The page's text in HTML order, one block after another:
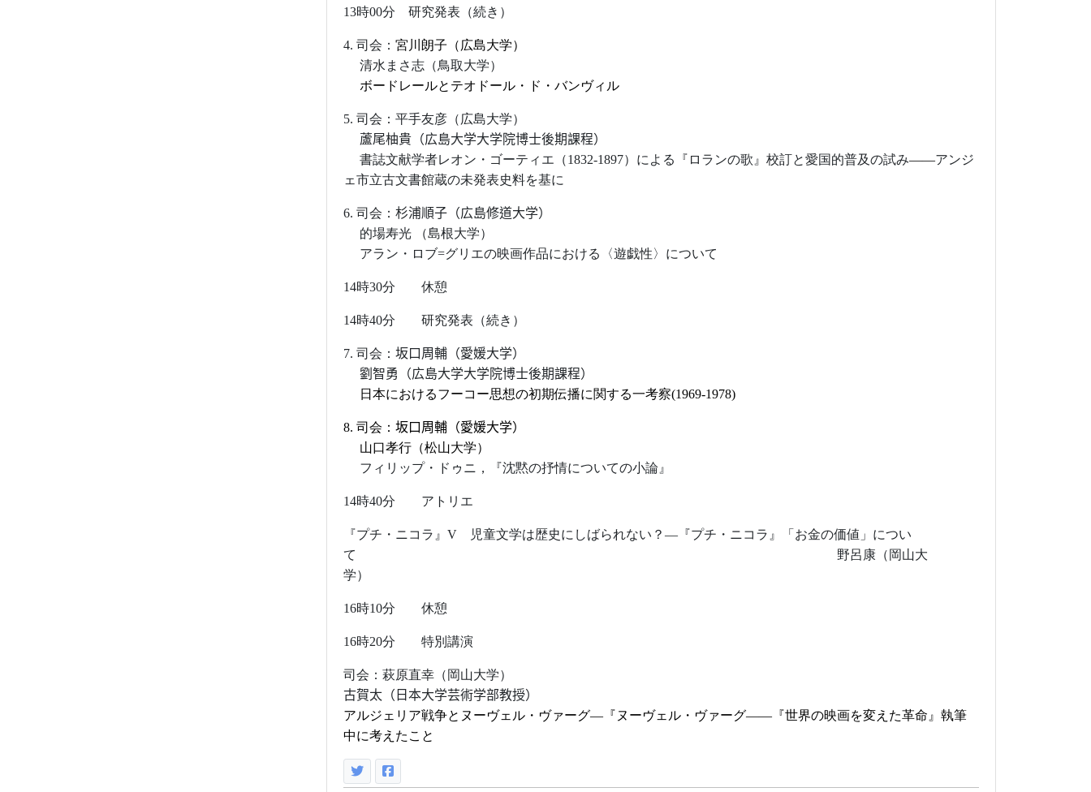
13時00分 研究発表（続き）
4. 司会： 宮川朗子（広島大学）
清水まさ志（鳥取大学）
ボードレールとテオドール・ド・バンヴィル
5. 司会：平手友彦（広島大学）
蘆尾柚貴（広島大学大学院博士後期課程）
書誌文献学者レオン・ゴーティエ（1832-1897）による『ロランの歌』校訂と愛国的普及の試み――アンジ
ェ市立古文書館蔵の未発表史料を基に
6. 司会： 杉浦順子（広島修道大学）
的場寿光
（島根大学）
アラン・ロブ=グリエの映画作品における〈遊戯性〉について
14時30分 休憩
14時40分 研究発表（続き）
7. 司会： 坂口周輔（愛媛大学）
劉智勇
（広島大学大学院博士後期課程）
日本におけるフーコー思想の初期伝播に関する一考察(1969-1978)
8. 司会： 坂口周輔（愛媛大学）
山口孝行（松山大学）
フィリップ・ドゥニ，『沈黙の抒情についての小論』
14時40分 アトリエ
『プチ・ニコラ 』 V 児童文学は歴史にしばられない？ ― 『プチ・ニコラ』「お金の価値」につい
て
野呂康（岡山大
学）
16時10分 休憩
16時20分 特別 講演
司会： 萩原直幸（岡山大学）
古賀太（日本大学芸術学部教授）
アルジェリア戦争とヌーヴェル・ヴァーグ― 『ヌーヴェル・ヴァーグ――『世界の映画を変えた革命』執筆
中に考えたこと